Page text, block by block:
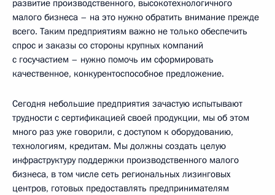
развитие производственного, высокотехнологичного
малого бизнеса – на это нужно обратить внимание прежде
всего. Таким предприятиям важно не только обеспечить
спрос и заказы со стороны крупных компаний
с госучастием – нужно помочь им сформировать
качественное, конкурентоспособное предложение.
Сегодня небольшие предприятия зачастую испытывают
трудности с сертификацией своей продукции, мы об этом
много раз уже говорили, с доступом к оборудованию,
технологиям, кредитам. Мы должны создать целую
инфраструктуру поддержки производственного малого
бизнеса, в том числе сеть региональных лизинговых
центров, готовых предоставлять предпринимателям